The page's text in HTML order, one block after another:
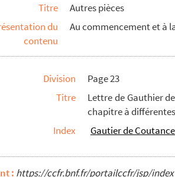
»
lui accordant le pallium et confirmant les pr...
précédente, antérieurement à la rédaction
les conversations dans l'église et réglant les
tempore Gaufridi archiepiscopi »
et coutumes du chapitre de Rouen (XIIIe-XVe
évêques suffragants de l'archevêque
Fossard, de Rouen
Titre
Autres pièces
du
contenu
Au commencement et à
Division
Page 23
Titre
Lettre de Gauthier
chapitre à
Index
Gautier de
: https://ccfr.bnf.fr/portailccfr/jsp/